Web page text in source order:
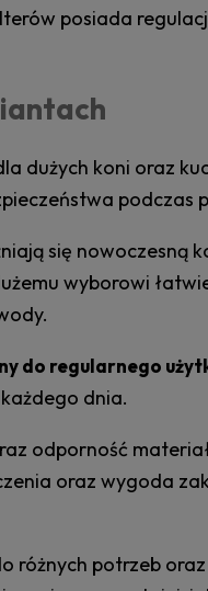
posiada
dużych koni oraz
podczas
się nowoczesną
wyborowi
do regularnego
dnia.
odporność
oraz wygoda
różnych potrzeb